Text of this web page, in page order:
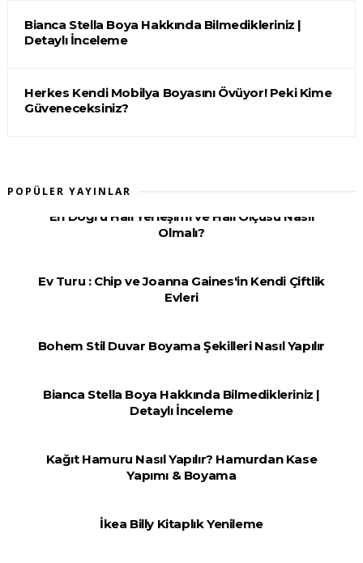
Bianca Stella Boya Hakkında Bilmedikleriniz |
Detaylı İnceleme
Herkes Kendi Mobilya Boyasını Övüyor! Peki Kime
Güveneceksiniz?
POPÜLER YAYINLAR
En Doğru Halı Yerleşimi ve Halı Ölçüsü Nasıl
Olmalı?
Ev Turu : Chip ve Joanna Gaines'in Kendi Çiftlik
Evleri
Bohem Stil Duvar Boyama Şekilleri Nasıl Yapılır
Bianca Stella Boya Hakkında Bilmedikleriniz |
Detaylı İnceleme
Kağıt Hamuru Nasıl Yapılır? Hamurdan Kase
Yapımı & Boyama
İkea Billy Kitaplık Yenileme